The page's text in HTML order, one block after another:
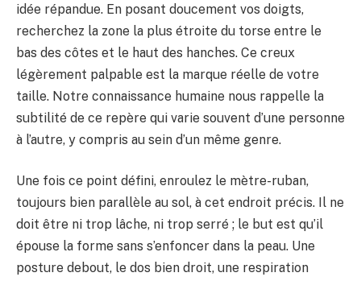
idée répandue. En posant doucement vos doigts,
recherchez la zone la plus étroite du torse entre le
bas des côtes et le haut des hanches. Ce creux
légèrement palpable est la marque réelle de votre
taille. Notre connaissance humaine nous rappelle la
subtilité de ce repère qui varie souvent d’une personne
à l’autre, y compris au sein d’un même genre.
Une fois ce point défini, enroulez le mètre-ruban,
toujours bien parallèle au sol, à cet endroit précis. Il ne
doit être ni trop lâche, ni trop serré ; le but est qu’il
épouse la forme sans s’enfoncer dans la peau. Une
posture debout, le dos bien droit, une respiration